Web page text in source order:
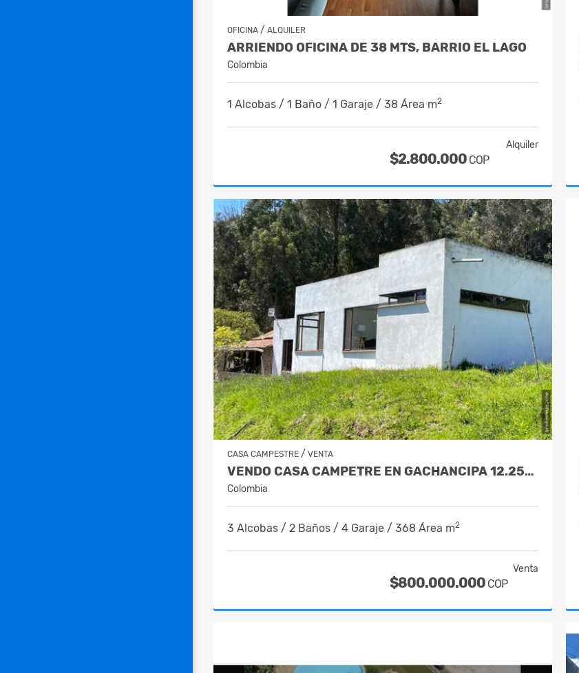
OFICINA / ALQUILER
ARRIENDO OFICINA DE 38 MTS, BARRIO EL LAGO
Colombia
1 Alcobas / 1 Baño / 1 Garaje / 38 Área m2
Alquiler
$2.800.000 COP
CASA CAMPESTRE / VENTA
VENDO CASA CAMPETRE EN GACHANCIPA 12.250MTS 800.000.000
Colombia
3 Alcobas / 2 Baños / 4 Garaje / 368 Área m2
Venta
$800.000.000 COP